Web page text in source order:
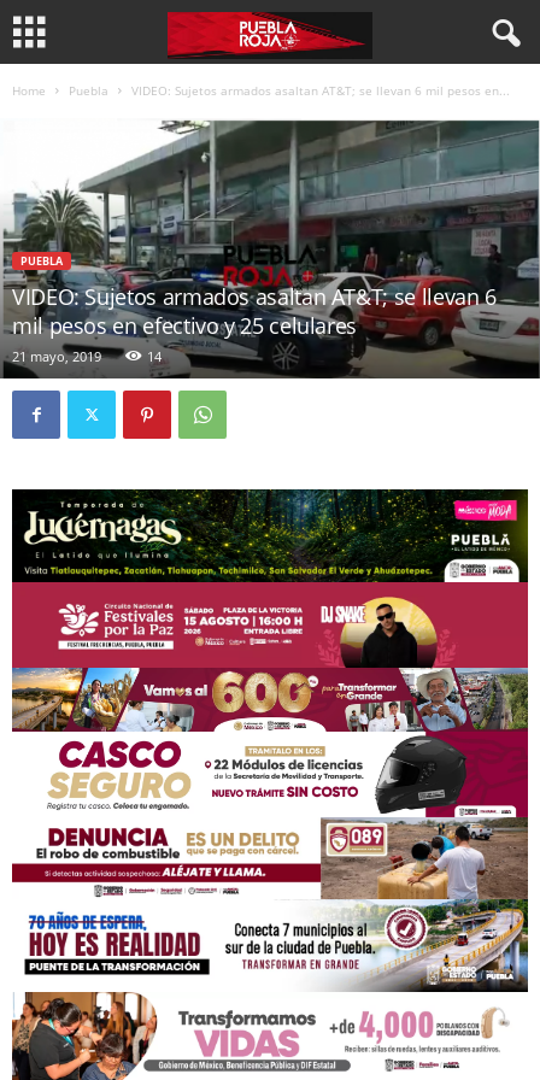
Home Puebla VIDEO: Sujetos armados asaltan AT&T; se llevan 6 mil pesos en...
PUEBLA
VIDEO: Sujetos armados asaltan AT&T; se llevan 6
mil pesos en efectivo y 25 celulares
21 mayo, 2019 14